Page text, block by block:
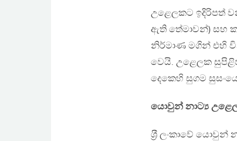
උළෙලකට ඉදිරිපත්
ඇති තේමාවන්) සහ
නිර්මාණ මගින් එහි
වෙයි. උළෙලක
දෙකෙහි සුගම
යොවුන් නාට්‍ය
ශ‍්‍රී ලංකාවේ